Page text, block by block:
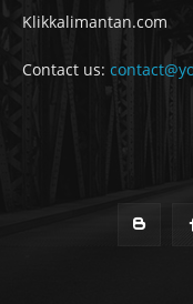
Klikkalimantan.com
Contact us: